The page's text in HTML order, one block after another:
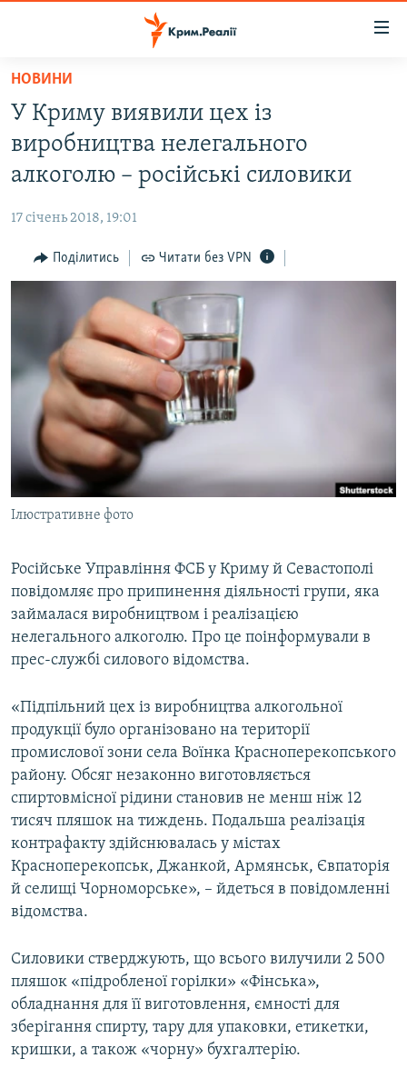
Перейти
основного
матеріалу
Перейти
до
основної
Перейти
до
ВОДА.КРИМ
ВІДЕО ТА ФОТО
БЛОГИ
ПОГЛЯД
ВСЕ ЗА ДЕНЬ
СПЕЦПРОЕКТИ
ДЕПОРТАЦІЯ
ВІДЕОУРОКИ «ELIFBE»
СВІДЧЕННЯ ОКУПАЦІЇ
УКРАЇНСЬКА ПРОБЛЕМА КРИМУ
ІНФОГРАФІКА
ЯК ОБІЙТИ БЛОКУВАННЯ
Русский
Qırımtatar
ДОЛУЧАЙСЯ!
Усі сайти RFE/RL
НОВИНИ
У Криму виявили цех із
виробництва нелегального
алкоголю – російські силовики
17 січень 2018, 19:01
Поділитись Читати без VPN
Ілюстративне фото
Російське Управління ФСБ у Криму й Севастополі
повідомляє про припинення діяльності групи, яка
займалася виробництвом і реалізацією
нелегального алкоголю. Про це поінформували в
прес-службі силового відомства.
«Підпільний цех із виробництва алкогольної
продукції було організовано на території
промислової зони села Воїнка Красноперекопського
району. Обсяг незаконно виготовляється
спиртовмісної рідини становив не менш ніж 12
тисяч пляшок на тиждень. Подальша реалізація
контрафакту здійснювалась у містах
Красноперекопськ, Джанкой, Армянськ, Євпаторія
й селищі Чорноморське», – йдеться в повідомленні
відомства.
Силовики стверджують, що всього вилучили 2 500
пляшок «підробленої горілки» «Фінська»,
обладнання для її виготовлення, ємності для
зберігання спирту, тару для упаковки, етикетки,
кришки, а також «чорну» бухгалтерію.